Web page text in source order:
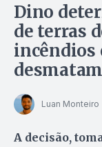
Dino
de terras
incêndios
Luan Monteiro
A decisão,